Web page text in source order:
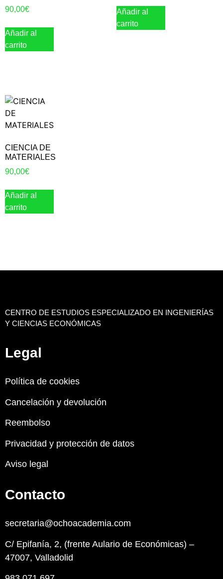
90,00€
Añadir al
carrito
Añadir al
carrito
CIENCIA DE
MATERIALES
90,00€
Añadir al
carrito
CENTRO DE ESTUDIOS ESPECIALIZADO EN INGENIERÍAS
Y CIENCIAS ECONÓMICAS
Legal
Política de cookies
Cancelación y devolución
Reembolso
Privacidad y protección de datos
Aviso legal
Contacto
secretaria@ochoacademia.com
C/ Epifanía, 2, (frente Aulario de Económicas) –
47007, Valladolid